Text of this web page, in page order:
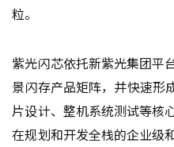
粒。
紫光闪芯依托新紫光集团平
景闪存产品矩阵，并快速形
片设计、整机系统测试等核
在规划和开发全栈的企业级